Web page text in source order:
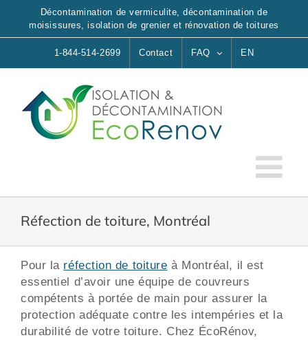
content
Décontamination de vermiculite, décontamination de
moisissures, isolation de grenier et rénovation de toitures
1-844-514-2699 Contact FAQ EN
Réfection de toiture, Montréal
Pour la réfection de toiture à Montréal, il est
essentiel d’avoir une équipe de couvreurs
compétents à portée de main pour assurer la
protection adéquate contre les intempéries et la
durabilité de votre toiture. Chez ÉcoRénov,